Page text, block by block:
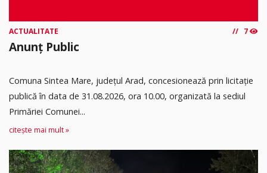
ACTUALITATE 7
Anunț Public
Comuna Sintea Mare, judeţul Arad, concesionează prin licitaţie
publică în data de 31.08.2026, ora 10.00, organizată la sediul
Primăriei Comunei...
citește mai mult »